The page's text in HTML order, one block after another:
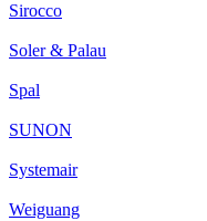
Sirocco
Soler & Palau
Spal
SUNON
Systemair
Weiguang